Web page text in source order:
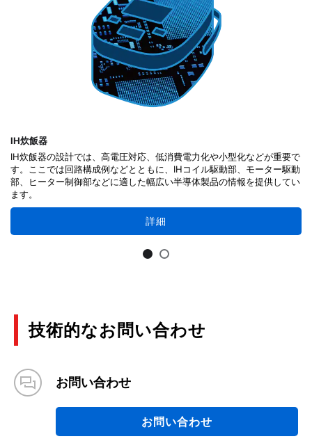
IH炊飯器
IH炊飯器の設計では、高電圧対応、低消費電力化や小型化などが重要で
す。ここでは回路構成例などとともに、IHコイル駆動部、モーター駆動
部、ヒーター制御部などに適した幅広い半導体製品の情報を提供してい
ます。
詳細
技術的なお問い合わせ
お問い合わせ
お問い合わせ